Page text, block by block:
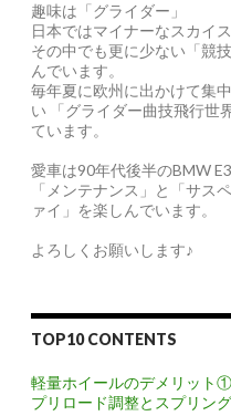
趣味は「グライダー」
日本ではマイナーなスカイ
その中でも更に少ない「競
んでいます。
毎年夏に欧州に出かけて集
い 「グライダー曲技飛行世
ています。
愛車は90年代後半のBMW
「メンテナンス」と「サス
ァイ」を楽しんでいます。
よろしくお願いします♪
TOP10 CONTENTS
軽量ホイールのデメリット①
プリロード調整とスプリン